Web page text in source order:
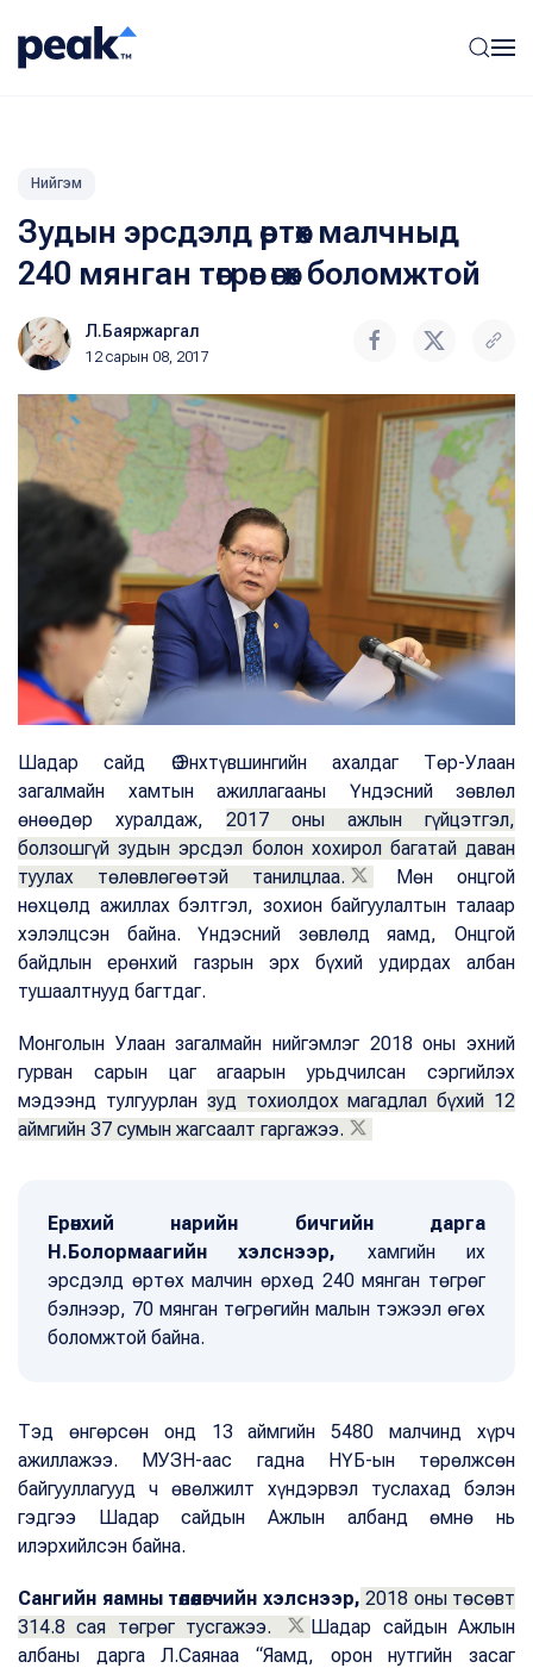
Нийгэм
Зудын эрсдэлд өртөх малчныд
240 мянган төгрөг өгөх боломжтой
Л.Баяржаргал
12 сарын 08, 2017
Шадар сайд Ө.Энхтүвшингийн ахалдаг Төр-Улаан
загалмайн хамтын ажиллагааны Үндэсний зөвлөл
өнөөдөр хуралдаж, 2017 оны ажлын гүйцэтгэл,
болзошгүй зудын эрсдэл болон хохирол багатай даван
туулах төлөвлөгөөтэй танилцлаа.
Мөн онцгой
нөхцөлд ажиллах бэлтгэл, зохион байгуулалтын талаар
хэлэлцсэн байна. Үндэсний зөвлөлд яамд, Онцгой
байдлын ерөнхий газрын эрх бүхий удирдах албан
тушаалтнууд багтдаг.
Монголын Улаан загалмайн нийгэмлэг 2018 оны эхний
гурван сарын цаг агаарын урьдчилсан сэргийлэх
мэдээнд тулгуурлан зуд тохиолдох магадлал бүхий 12
аймгийн 37 сумын жагсаалт гаргажээ.
Ерөнхий нарийн бичгийн дарга
Н.Болормаагийн хэлснээр, хамгийн их
эрсдэлд өртөх малчин өрхөд 240 мянган төгрөг
бэлнээр, 70 мянган төгрөгийн малын тэжээл өгөх
боломжтой байна.
Тэд өнгөрсөн онд 13 аймгийн 5480 малчинд хүрч
ажиллажээ. МУЗН-аас гадна НҮБ-ын төрөлжсөн
байгууллагууд ч өвөлжилт хүндэрвэл туслахад бэлэн
гэдгээ Шадар сайдын Ажлын албанд өмнө нь
илэрхийлсэн байна.
Сангийн яамны төлөөлөгчийн хэлснээр, 2018 оны төсөвт
314.8 сая төгрөг тусгажээ.
Шадар сайдын Ажлын
албаны дарга Л.Саянаа “Яамд, орон нутгийн засаг